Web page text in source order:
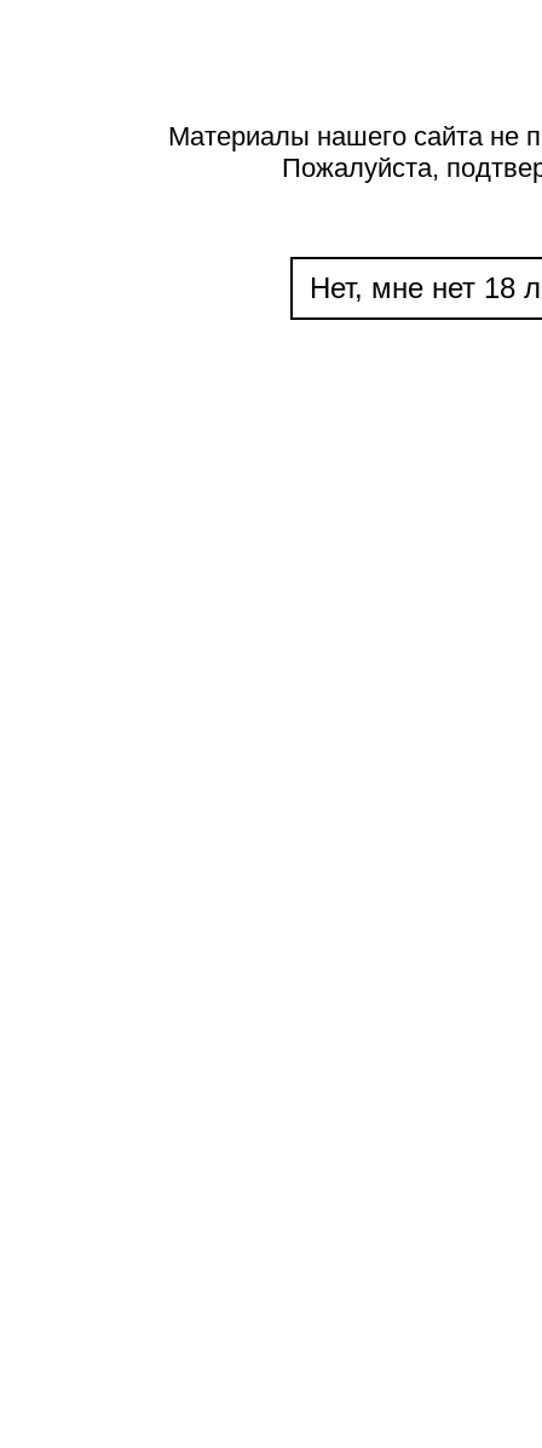
Материалы нашего сайта не
Пожалуйста,
Нет, мне нет 18